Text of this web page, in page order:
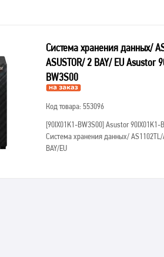
Система хранения данных/
ASUSTOR/ 2 BAY/ EU Asustor
BW3S00
Код товара: 553096
[90IX01K1-BW3S00]Asustor 90IX01K1-
Система хранения данных/ AS1102TL/
BAY/EU